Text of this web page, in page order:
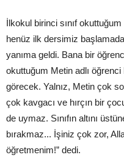
İlkokul birinci sınıf
henüz ilk dersimiz
yanıma geldi. Bana bir
okuttuğum Metin adlı öğrenci
görecek. Yalnız, Metin çok
çok kavgacı ve hırçın bir
de uymaz. Sınıfın altını
bırakmaz... İşiniz çok zor,
öğretmenim!” dedi.